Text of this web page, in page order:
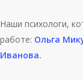
Наши психологи,
работе: Ольга
Иванова.